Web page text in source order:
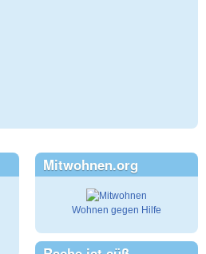
Mitwohnen.org
Wohnen gegen Hilfe